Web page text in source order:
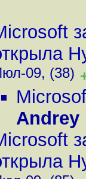
09, (38)
Andrey